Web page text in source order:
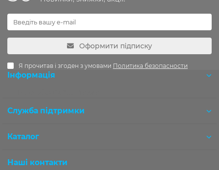
Оформити підписку
Я прочитав і згоден з умовами Политика безопасности
Інформація
Служба підтримки
Каталог
Наші контакти